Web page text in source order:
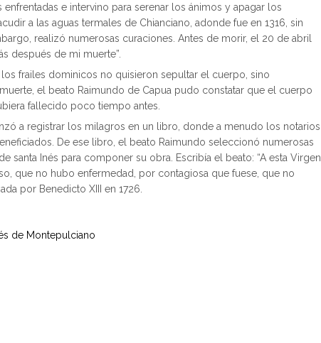
e intervino para serenar los ánimos y apagar los
a las aguas termales de Chianciano, adonde fue en 1316, sin
realizó numerosas curaciones. Antes de morir, el 20 de abril
después de mi muerte”.
frailes dominicos no quisieron sepultar el cuerpo, sino
el beato Raimundo de Capua pudo constatar que el cuerpo
fallecido poco tiempo antes.
a registrar los milagros en un libro, donde a menudo los notarios
De ese libro, el beato Raimundo seleccionó numerosas
santa Inés para componer su obra. Escribía el beato: “A esta Virgen
que no hubo enfermedad, por contagiosa que fuese, que no
por Benedicto XIII en 1726.
de Montepulciano